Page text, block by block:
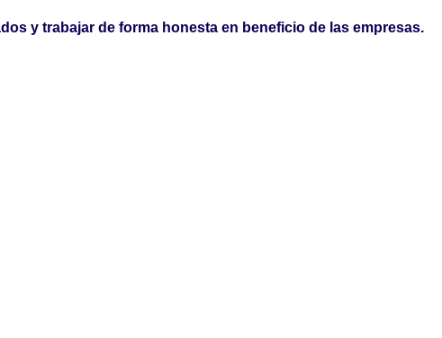
y trabajar de forma honesta en beneficio de las empresas.